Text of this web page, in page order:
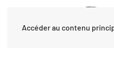
Accéder au contenu